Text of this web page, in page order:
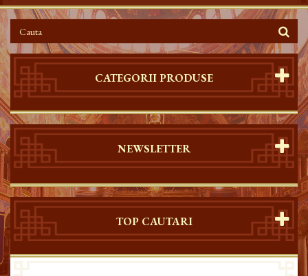
CATEGORII PRODUSE
NEWSLETTER
TOP CAUTARI